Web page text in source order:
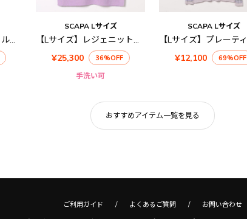
【Lサイズ】ドライツイルパンツ
SCAPA Lサイズ
【Lサイズ】レジェニットニットベスト
¥25,300
36%OFF
手洗い可
SCAPA Lサイズ
¥12,100
69%OFF
おすすめアイテム一覧を見る
ご利用ガイド よくあるご質問 お問い合わせ